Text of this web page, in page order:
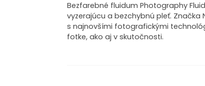
Bezfarebné fluidum Photography
vyzerajúcu a bezchybnú pleť.
s najnovšími fotografickými
fotke, ako aj v skutočnosti.